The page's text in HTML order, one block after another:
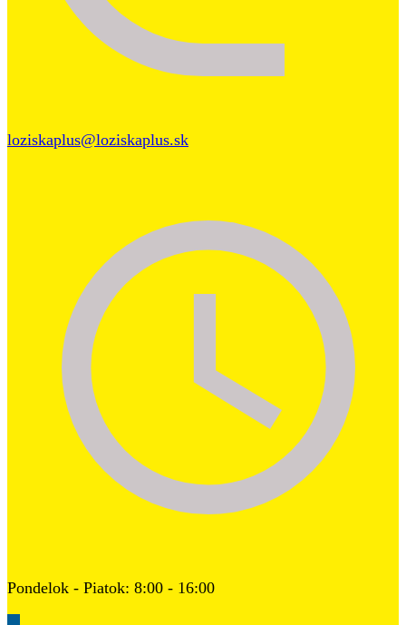
loziskaplus@loziskaplus.sk
Pondelok - Piatok: 8:00 - 16:00